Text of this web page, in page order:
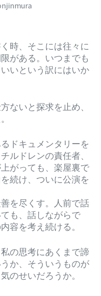
時、そこには往々に
がある。いつまでも
いという訳にはいか
ないと探求を止め、
ドキュメンタリーを
ルドレンの責任者、
がっても、楽屋裏で
続け、ついに公演を
を尽くす。人前で話
も、話しながらで
容を考え続ける。
の思考にあくまで諦
か、そういうものが
のせいだろうか。